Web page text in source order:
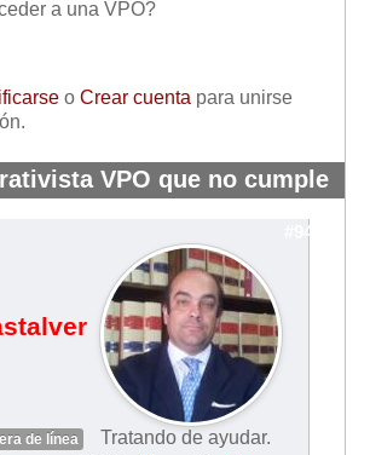
a una VPO?
o Crear cuenta para unirse
VPO que no cumple
#9490
de línea
Tratando de ayudar.